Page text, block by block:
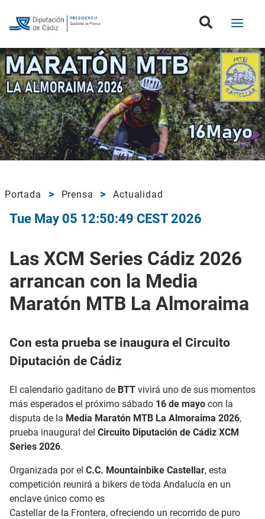
Portada Prensa Actualidad
Tue May 05 12:50:49 CEST 2026
Las XCM Series Cádiz 2026
arrancan con la Media
Maratón MTB La Almoraima
Con esta prueba se inaugura el Circuito
Diputación de Cádiz
El calendario gaditano de BTT vivirá uno de sus momentos
más esperados el próximo sábado 16 de mayo con la
disputa de la Media Maratón MTB La Almoraima 2026,
prueba inaugural del Circuito Diputación de Cádiz XCM
Series 2026.
Organizada por el C.C. Mountainbike Castellar, esta
competición reunirá a bikers de toda Andalucía en un
enclave único como es
Castellar de la Frontera, ofreciendo un recorrido de puro